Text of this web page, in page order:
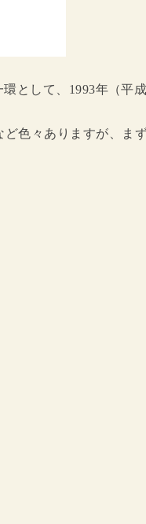
として、1993年（平
色々ありますが、ま